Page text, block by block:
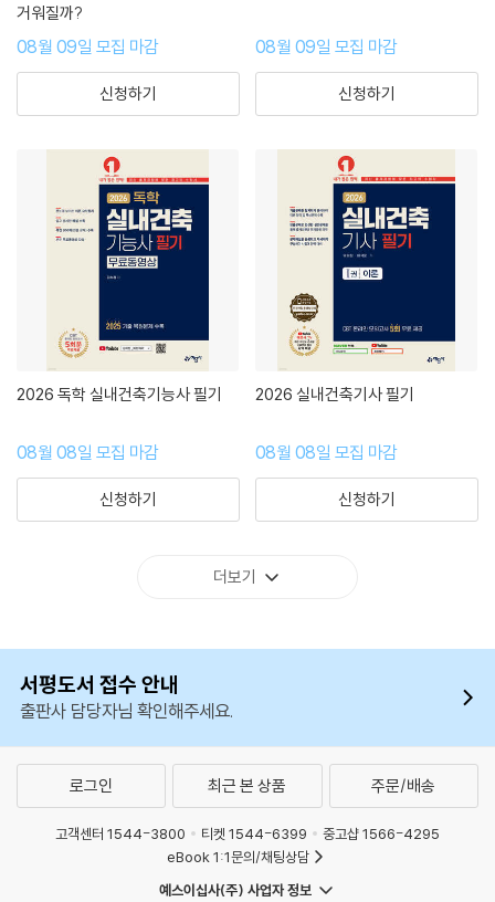
거워질까?
08월 09일 모집 마감
신청하기
08월 09일 모집 마감
신청하기
2026 독학 실내건축기능사 필기
08월 08일 모집 마감
신청하기
2026 실내건축기사 필기
08월 08일 모집 마감
신청하기
더보기
서평도서 접수 안내
출판사 담당자님 확인해주세요.
로그인 최근 본 상품 주문/배송
고객센터 1544-3800 티켓 1544-6399
중고샵 1566-4295
eBook 1:1문의/채팅상담
예스이십사(주) 사업자 정보